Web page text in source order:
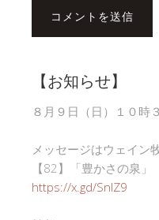
【お知らせ】
８月９日（日）１０時
メッセージはウェイン
【82】「豊かさの泉」
https://x.gd/SnlZ9